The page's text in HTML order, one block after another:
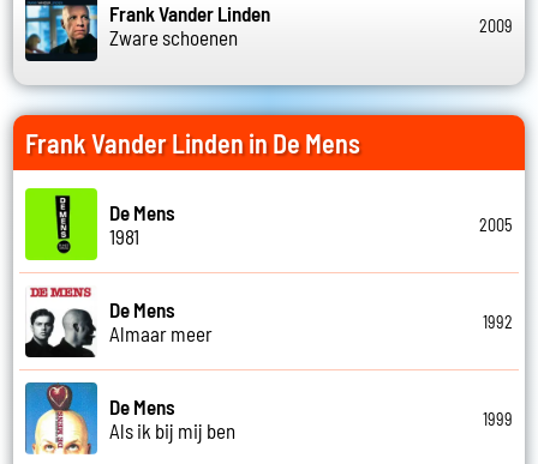
Frank Vander Linden
Zware schoenen
2009
Frank Vander Linden in De Mens
De Mens
1981
2005
De Mens
Almaar meer
1992
De Mens
Als ik bij mij ben
1999